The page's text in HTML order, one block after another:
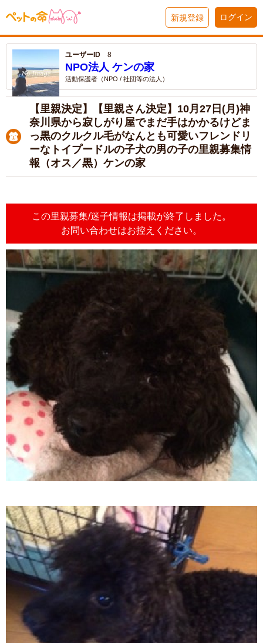
新規登録 ログイン
ユーザーID 8
NPO法人 ケンの家
活動保護者（NPO / 社団等の法人）
【里親決定】【里親さん決定】10月27日(月)神
奈川県から寂しがり屋でまだ手はかかるけどま
っ黒のクルクル毛がなんとも可愛いフレンドリ
ーなトイプードルの子犬の男の子の里親募集情
報（オス／黒）ケンの家
この里親募集/迷子情報は掲載が終了しました。
お問い合わせはお控えください。